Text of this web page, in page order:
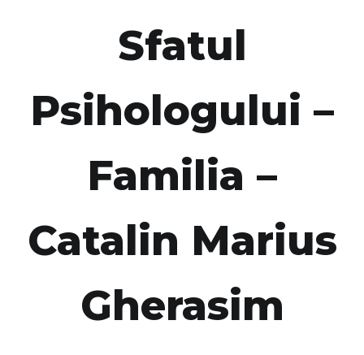
Sfatul
Psihologului –
Familia –
Catalin Marius
Gherasim